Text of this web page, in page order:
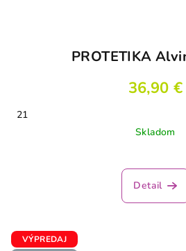
PROTETIKA
36,90 €
21
Skladom
Detail
VÝPREDAJ